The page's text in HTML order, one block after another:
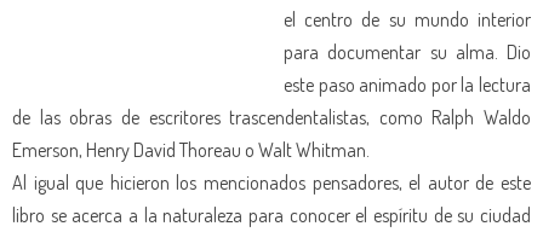
el centro de su mundo interior
para documentar su alma. Dio
este paso animado por la lectura
de las obras de escritores trascendentalistas, como Ralph Waldo
Emerson, Henry David Thoreau o Walt Whitman.
Al igual que hicieron los mencionados pensadores, el autor de este
libro se acerca a la naturaleza para conocer el espíritu de su ciudad